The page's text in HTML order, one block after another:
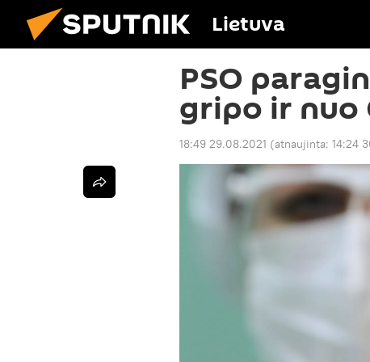
Lietuva
PSO
gripo ir nuo
18:49 29.08.2021 (atnaujinta: 14:24